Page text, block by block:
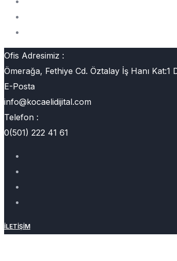
Ofis Adresimiz :
Ömerağa, Fethiye Cd. Öztalay İş Hanı Kat:1
E-Posta
info@kocaelidijital.com
Telefon :
0(501) 222 41 61
İLETIŞIM